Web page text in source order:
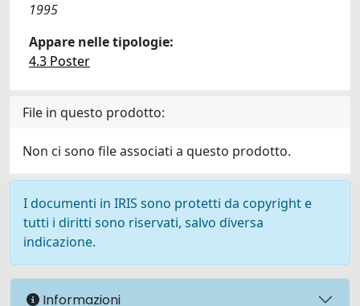
1995
Appare nelle tipologie:
4.3 Poster
File in questo prodotto:
Non ci sono file associati a questo prodotto.
I documenti in IRIS sono protetti da copyright e
tutti i diritti sono riservati, salvo diversa
indicazione.
Informazioni